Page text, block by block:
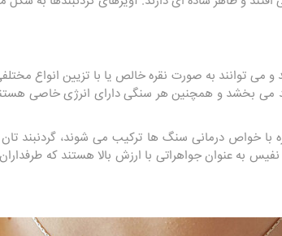
می توانند به صورت نقره خالص یا با تزیین انواع
می بخشد و همچنین هر سنگی دارای انرژی خاصی
خواص درمانی سنگ ها ترکیب می شوند، گردنبند
به عنوان جواهراتی با ارزش بالا هستند که